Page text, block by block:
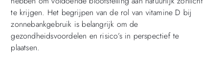
te krijgen. Het begrijpen van de rol van vitamine D bij
zonnebankgebruik is belangrijk om de
gezondheidsvoordelen en risico’s in perspectief te
plaatsen.